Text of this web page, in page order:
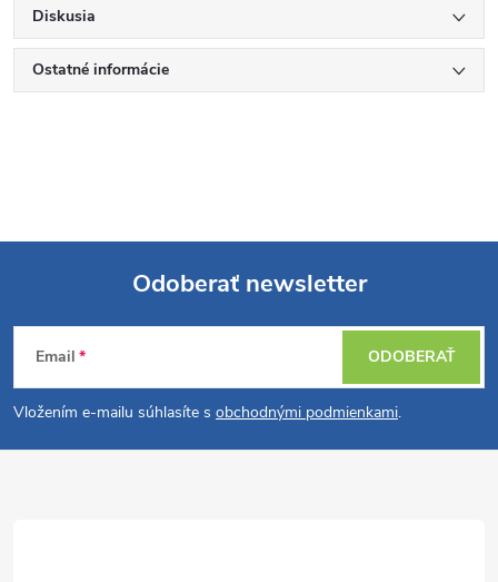
Diskusia
Ostatné informácie
Z
á
p
Odoberať newsletter
Email
Vložením e-mailu súhlasíte s obchodnými podmienkami.
ODOBERAŤ